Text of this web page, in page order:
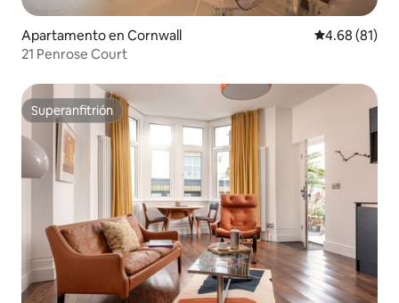
Apartamento en Cornwall Calificación
4.68 (81)
21 Penrose Court
Superanfitrión
Superanfitrión